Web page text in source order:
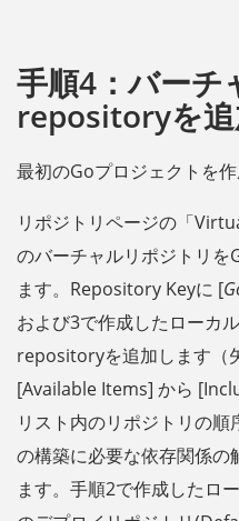
手順4：バーチ
repositoryを追
最初のGoプロジェクトを
リポジトリページの「
のバーチャルリポジトリを
ます。Repository Keyに [
および3で作成したローカ
repositoryを追加します（
[Available Items] から
リスト内のリポジトリの
の構築に必要な依存関係の
ます。手順2で作成したロ